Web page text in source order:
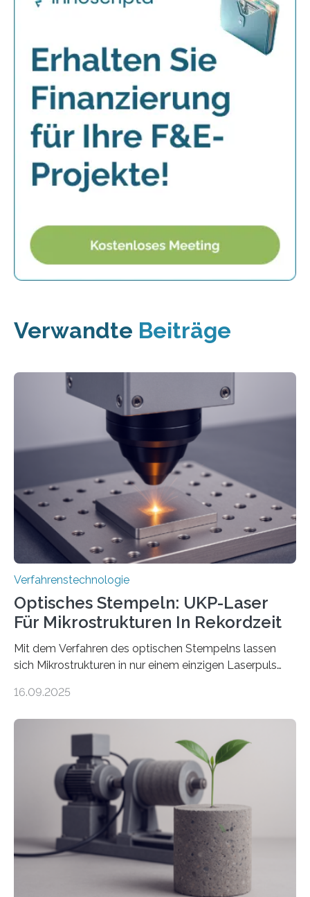
Verwandte Beiträge
Verfahrenstechnologie
Optisches Stempeln: UKP-Laser
Für Mikrostrukturen In Rekordzeit
Mit dem Verfahren des optischen Stempelns lassen
sich Mikrostrukturen in nur einem einzigen Laserpuls
zeitaufwändiges Abscannen der Fläche. Am Fraunhofer
RWTH Aachen den Strahl eines Ultrakurzpulslasers
mithilfe eines Spatial Light Modulators (SLM) exakt in
das gewünschte Muster und bringen es direkt auf die
Werkstückoberfläche. Das beschleunigt die
Bearbeitung deutlich und eröffnet neue Möglichkeiten
für Branchen wie die stahl- und metallverarbeitende
Industrie oder die Glasverarbeitung. Erste Tests…
16.09.2025